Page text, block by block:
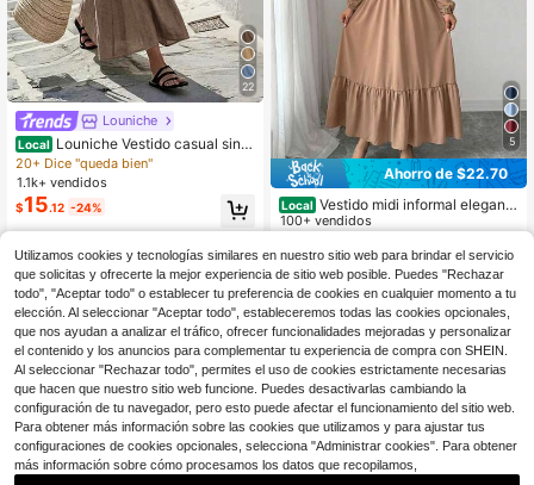
22
Louniche
Local Louniche Vestido casual sin
mangas verde oliva para mujer con
diseño de cintura cruzada, estilo mi
nimalista que muestra elegancia, ad
ecuado para uso diario, té de la tard
e, reuniones casuales y desplazami
20+ Dice "queda bien"
1.1k+ vendidos
$15.12 -24%
5
Ahorro de $22.70
Local Vestido midi informal elegante
de color liso con cuello redondo y ci
ga, bajo con volantes, para primave
ra y otoño
100+ vendidos
4-5 días hábiles
Utilizamos cookies y tecnologías similares en nuestro sitio web para brindar el servicio
que solicitas y ofrecerte la mejor experiencia de sitio web posible. Puedes "Rechazar
todo", "Aceptar todo" o establecer tu preferencia de cookies en cualquier momento a tu
elección. Al seleccionar "Aceptar todo", estableceremos todas las cookies opcionales,
que nos ayudan a analizar el tráfico, ofrecer funcionalidades mejoradas y personalizar
el contenido y los anuncios para complementar tu experiencia de compra con SHEIN.
Al seleccionar "Rechazar todo", permites el uso de cookies estrictamente necesarias
que hacen que nuestro sitio web funcione. Puedes desactivarlas cambiando la
configuración de tu navegador, pero esto puede afectar el funcionamiento del sitio web.
Para obtener más información sobre las cookies que utilizamos y para ajustar tus
configuraciones de cookies opcionales, selecciona "Administrar cookies". Para obtener
más información sobre cómo procesamos los datos que recopilamos,